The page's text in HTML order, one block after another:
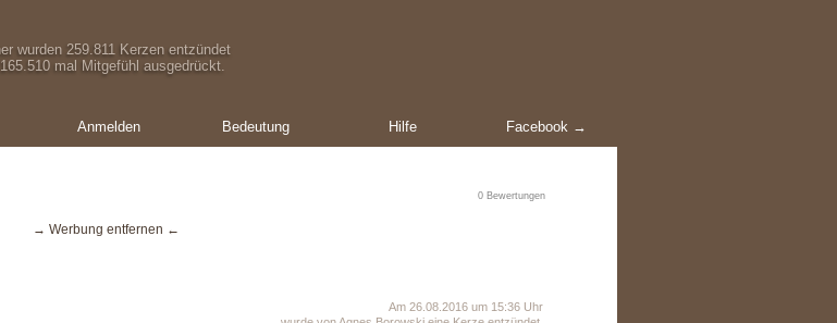
wurden 259.811 Kerzen entzündet
mal Mitgefühl ausgedrückt.
Anmelden Bedeutung Hilfe Facebook →
0 Bewertungen
→ Werbung entfernen ←
Am 26.08.2016 um 15:36 Uhr